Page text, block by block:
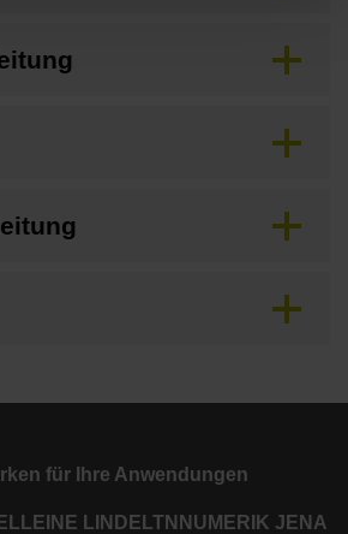
für Ihre Anwendungen
LEINE LINDE LTN NUMERIK JENA